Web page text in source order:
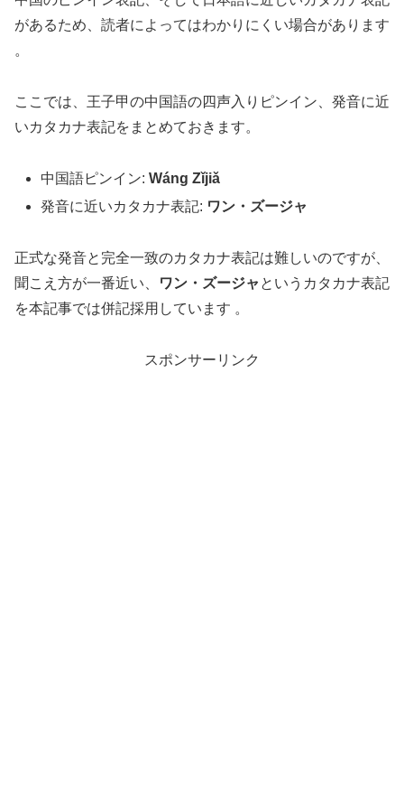
があるため、読者によってはわかりにくい場合があります
。
ここでは、王子甲の中国語の四声入りピンイン、発音に近
いカタカナ表記をまとめておきます。
中国語ピンイン:Wáng Zǐjiǎ
発音に近いカタカナ表記: ワン・ズージャ
正式な発音と完全一致のカタカナ表記は難しいのですが、
聞こえ方が一番近い、
ワン・ズージャ というカタカナ表記
を本記事では併記採用しています 。
スポンサーリンク